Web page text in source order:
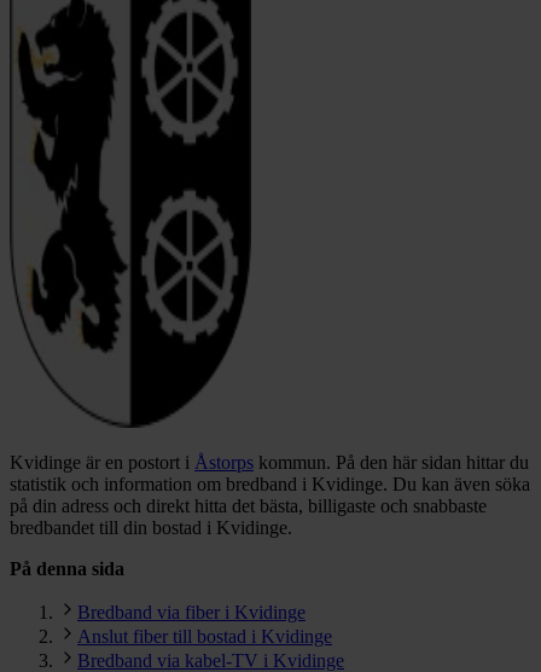
Kvidinge är en postort i Åstorps kommun. På den här sidan hittar du
statistik och information om bredband i Kvidinge. Du kan även söka
på din adress och direkt hitta det bästa, billigaste och snabbaste
bredbandet till din bostad i Kvidinge.
På denna sida
Bredband via fiber i Kvidinge
Anslut fiber till bostad i Kvidinge
Bredband via kabel-TV i Kvidinge